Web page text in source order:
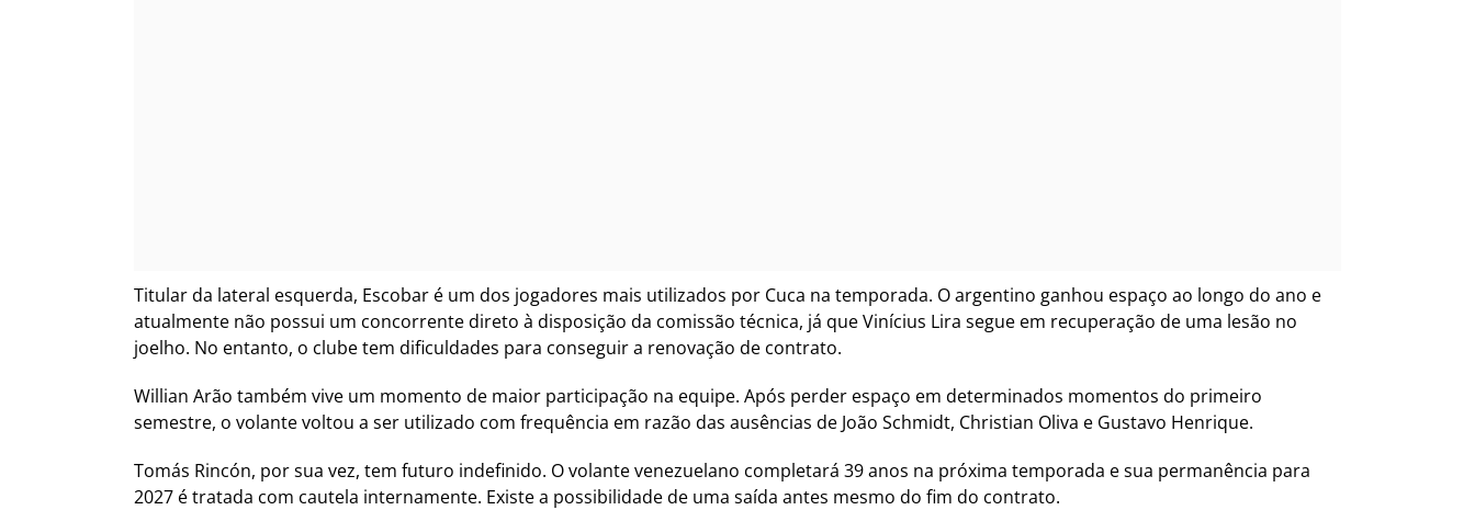
Titular da lateral esquerda, Escobar é um dos jogadores mais utilizados por Cuca na temporada. O argentino ganhou espaço ao longo do ano e
atualmente não possui um concorrente direto à disposição da comissão técnica, já que Vinícius Lira segue em recuperação de uma lesão no
joelho. No entanto, o clube tem dificuldades para conseguir a renovação de contrato.
Willian Arão também vive um momento de maior participação na equipe. Após perder espaço em determinados momentos do primeiro
semestre, o volante voltou a ser utilizado com frequência em razão das ausências de João Schmidt, Christian Oliva e Gustavo Henrique.
Tomás Rincón, por sua vez, tem futuro indefinido. O volante venezuelano completará 39 anos na próxima temporada e sua permanência para
2027 é tratada com cautela internamente. Existe a possibilidade de uma saída antes mesmo do fim do contrato.